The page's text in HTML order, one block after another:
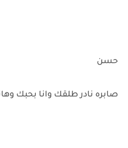
حسن
صابره نادر طلقك وانا بحبك